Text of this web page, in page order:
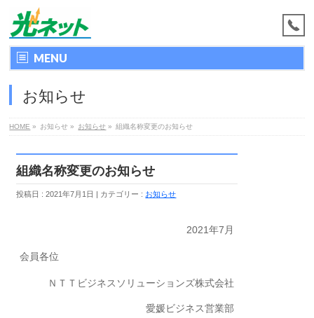
MENU
お知らせ
HOME » お知らせ » お知らせ » 組織名称変更のお知らせ
組織名称変更のお知らせ
投稿日 : 2021年7月1日 カテゴリー : お知らせ
2021年7月
会員各位
ＮＴＴビジネスソリューションズ株式会社
愛媛ビジネス営業部